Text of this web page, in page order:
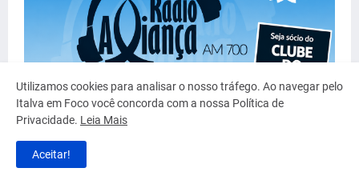
Utilizamos cookies para analisar o nosso tráfego. Ao navegar pelo
Italva em Foco você concorda com a nossa Política de
Privacidade. Leia Mais
Aceitar!